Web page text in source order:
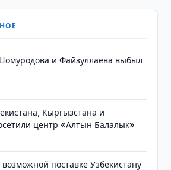
и Файзуллаева выбыл
Кыргызстана и
центр «Алтын Балалык»
поставке Узбекистану